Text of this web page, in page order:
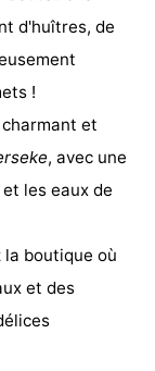
d'huîtres, de
!
et
, avec une
les eaux de
la boutique où
et des